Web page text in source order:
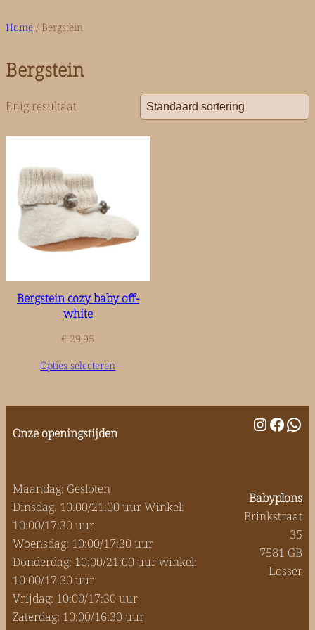
Home / Bergstein
Bergstein
Enig resultaat
Bergstein cozy baby off-
white
€ 29,95
Opties selecteren
Onze openingstijden
Maandag: Gesloten
Dinsdag: 10:00/21:00 uur Winkel:
10:00/17:30 uur
Woensdag: 10:00/17:30 uur
Donderdag: 10:00/21:00 uur winkel:
10:00/17:30 uur
Vrijdag: 10:00/17:30 uur
Zaterdag: 10:00/16:30 uur
Babyplons
Brinkstraat
35
7581 GB
Losser